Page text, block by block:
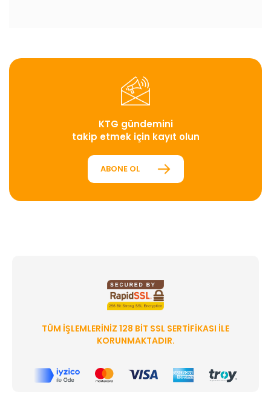
KTG gündemini
takip etmek için kayıt olun
ABONE OL
TÜM İŞLEMLERINIZ 128 BIT SSL SERTIFIKASI ILE
KORUNMAKTADIR.